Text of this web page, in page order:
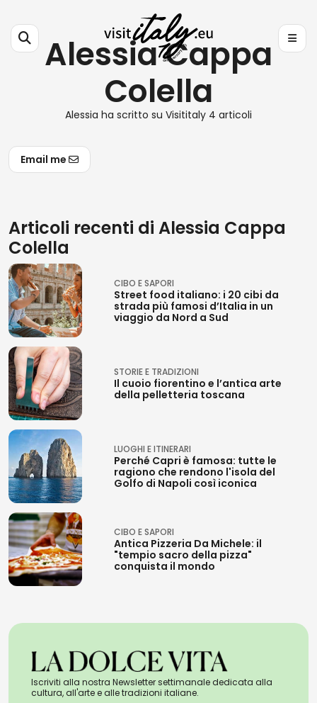
Alessia Cappa
Colella
Alessia ha scritto su Visititaly 4 articoli
Email me
Articoli recenti di Alessia Cappa
Colella
CIBO E SAPORI
Street food italiano: i 20 cibi da
strada più famosi d’Italia in un
viaggio da Nord a Sud
STORIE E TRADIZIONI
Il cuoio fiorentino e l’antica arte
della pelletteria toscana
LUOGHI E ITINERARI
Perché Capri è famosa: tutte le
ragiono che rendono l'isola del
Golfo di Napoli così iconica
CIBO E SAPORI
Antica Pizzeria Da Michele: il
"tempio sacro della pizza"
conquista il mondo
Iscriviti alla nostra Newsletter settimanale dedicata alla
cultura, all'arte e alle tradizioni italiane.